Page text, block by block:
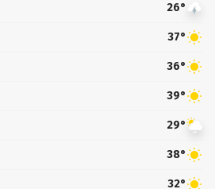
26°
37°
36°
39°
29°
38°
32°